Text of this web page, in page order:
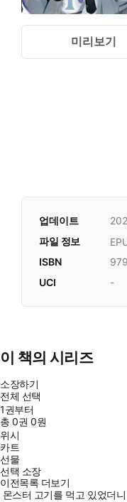
미리보기
업데이트
파일 정보
ISBN
UCI
-
이 책의 시리즈
소장하기
전체 선택
1권부터
총0권 0원
위시
카트
선물
선택 소장
이전목록 더보기
몬스터 고기를 먹고 있었더